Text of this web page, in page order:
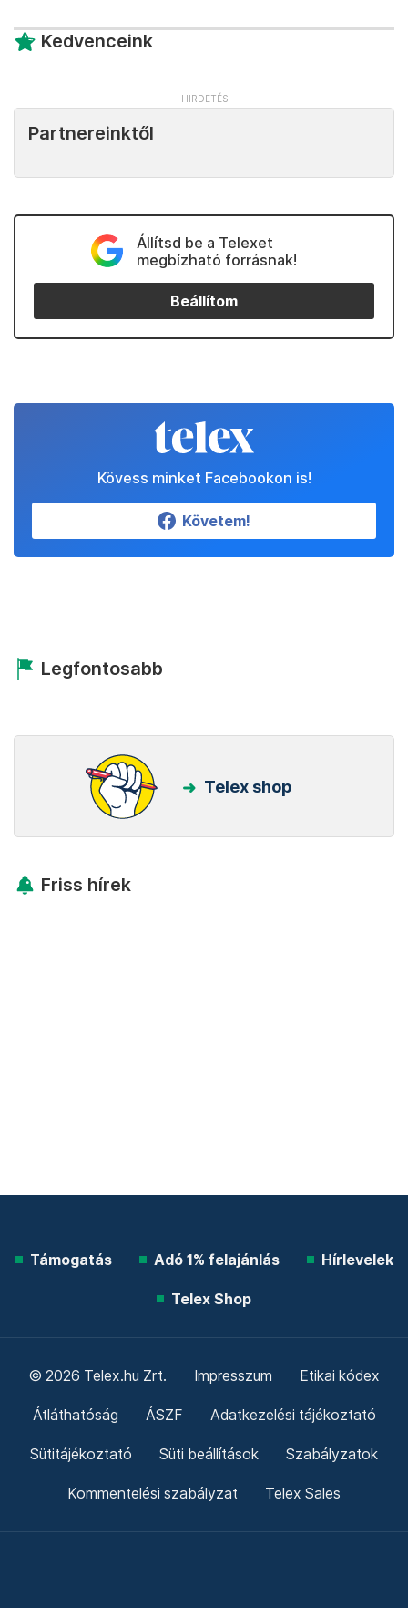
Kedvenceink
Partnereinktől
Állítsd be a Telexet
megbízható forrásnak!
Beállítom
Kövess minket Facebookon is!
Követem!
Legfontosabb
Telex shop
Friss hírek
Támogatás Adó 1% felajánlás Hírlevelek
Telex Shop
© 2026 Telex.hu Zrt. Impresszum Etikai kódex
Átláthatóság ÁSZF Adatkezelési tájékoztató
Sütitájékoztató Süti beállítások Szabályzatok
Kommentelési szabályzat Telex Sales